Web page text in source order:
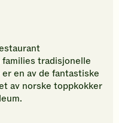
tradisjonelle
en av de fantastiske
av norske toppkokker